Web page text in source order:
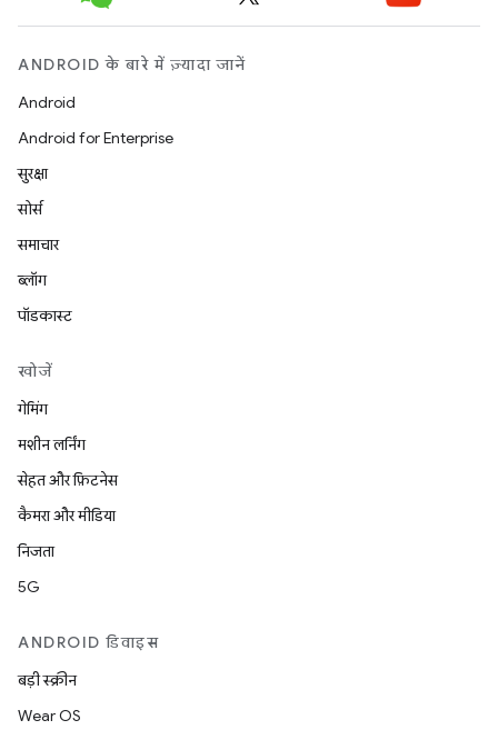
ANDROID के बारे में ज़्यादा जानें
Android
Android for Enterprise
सुरक्षा
सोर्स
समाचार
ब्लॉग
पॉडकास्ट
खोजें
गेमिंग
मशीन लर्निंग
सेहत और फ़िटनेस
कैमरा और मीडिया
निजता
5G
ANDROID डिवाइस
बड़ी स्क्रीन
Wear OS